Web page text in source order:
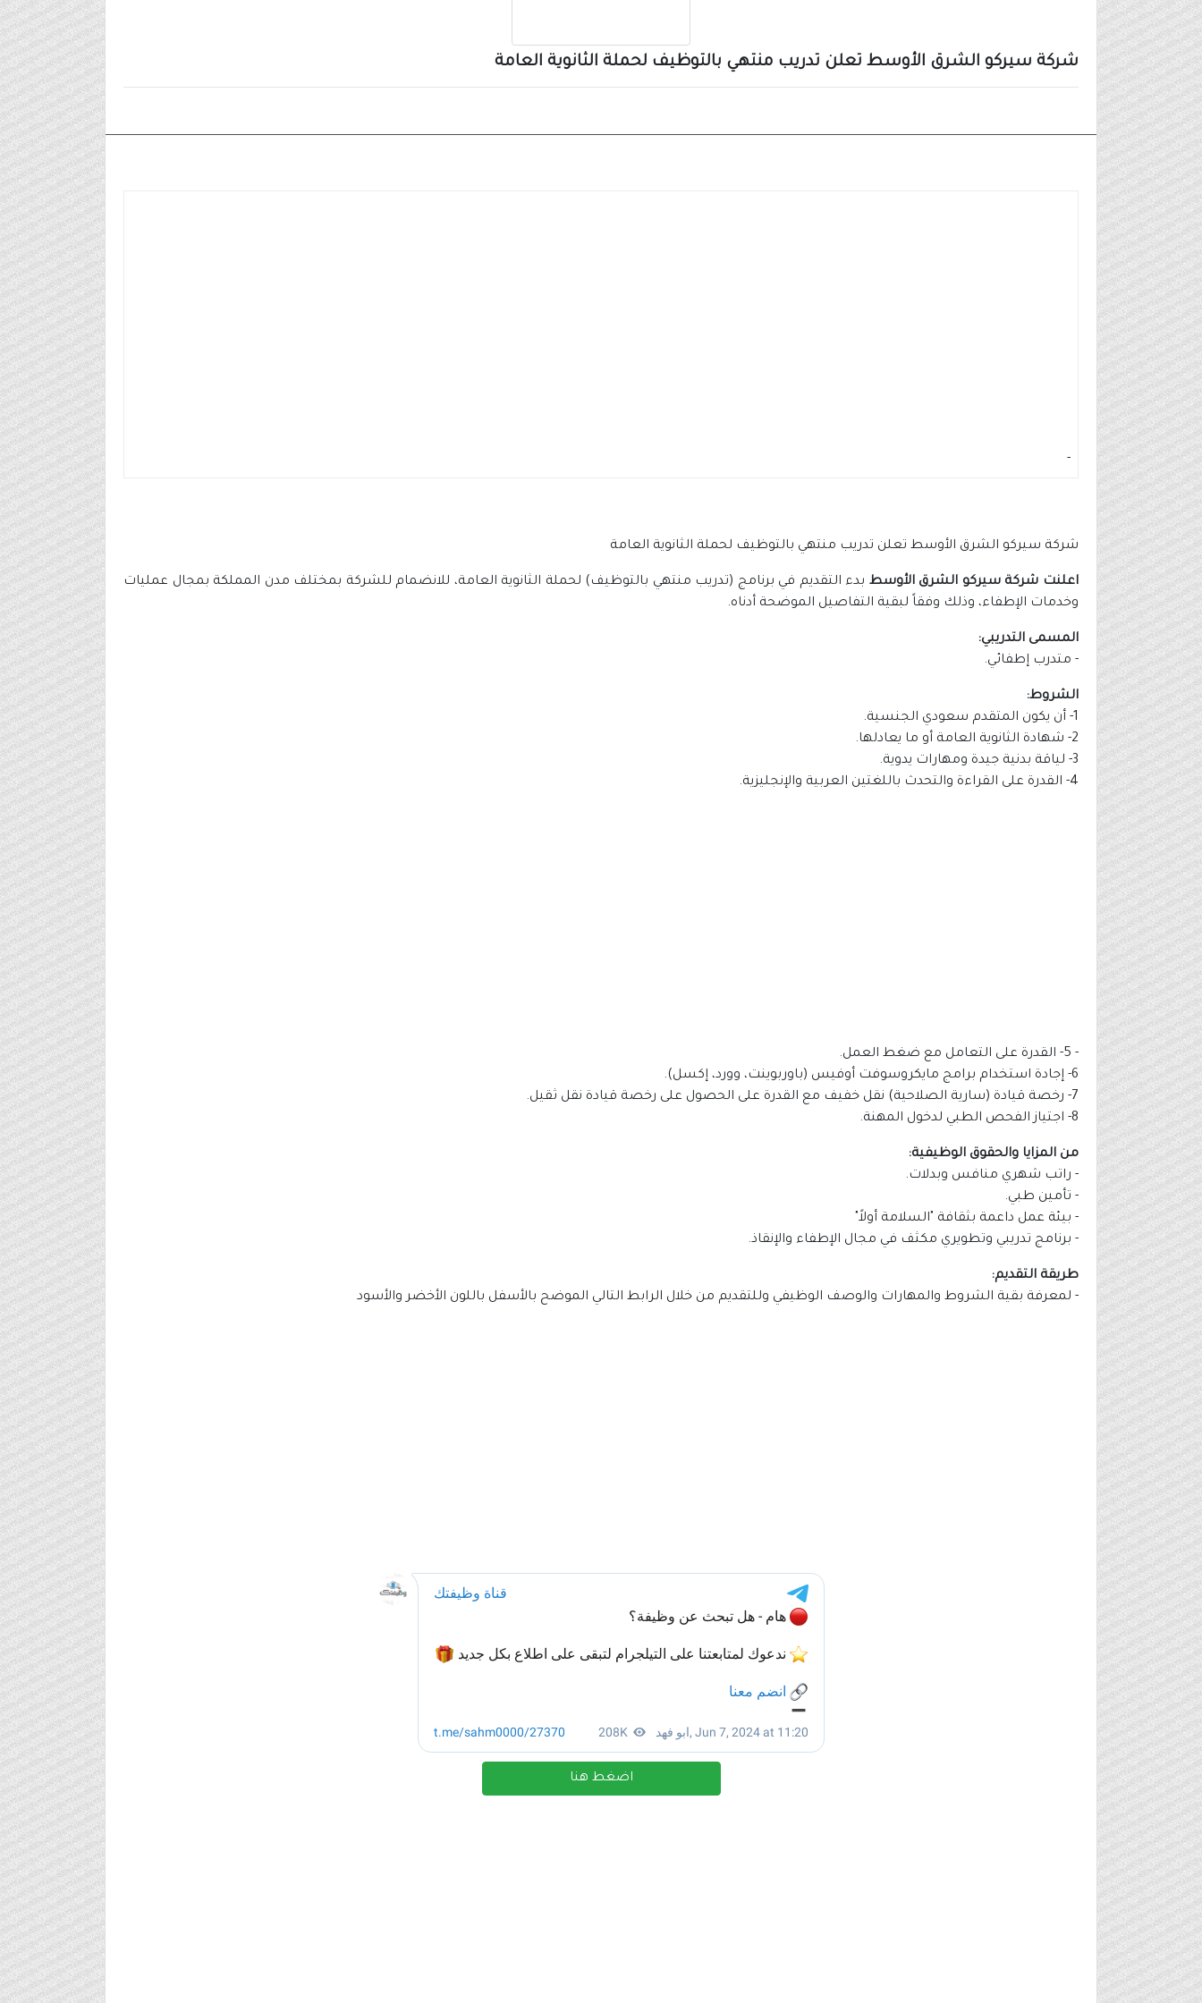
شركة سيركو الشرق الأوسط تعلن تدريب منتهي بالتوظيف لحملة الثانوية العامة
-
شركة سيركو الشرق الأوسط تعلن تدريب منتهي بالتوظيف لحملة الثانوية العامة
اعلنت شركة سيركو الشرق الأوسط بدء التقديم في برنامج (تدريب منتهي بالتوظيف) لحملة الثانوية العامة، للانضمام للشركة بمختلف مدن المملكة بمجال عمليات
وخدمات الإطفاء، وذلك وفقاً لبقية التفاصيل الموضحة أدناه.
المسمى التدريبي:
- متدرب إطفائي.
الشروط:
1- أن يكون المتقدم سعودي الجنسية.
2- شهادة الثانوية العامة أو ما يعادلها.
3- لياقة بدنية جيدة ومهارات يدوية.
4- القدرة على القراءة والتحدث باللغتين العربية والإنجليزية.
- 5- القدرة على التعامل مع ضغط العمل.
6- إجادة استخدام برامج مايكروسوفت أوفيس (باوربوينت، وورد، إكسل).
7- رخصة قيادة (سارية الصلاحية) نقل خفيف مع القدرة على الحصول على رخصة قيادة نقل ثقيل.
8- اجتياز الفحص الطبي لدخول المهنة.
من المزايا والحقوق الوظيفية:
- راتب شهري منافس وبدلات.
- تأمين طبي.
- بيئة عمل داعمة بثقافة "السلامة أولاً"
- برنامج تدريبي وتطويري مكثف في مجال الإطفاء والإنقاذ.
طريقة التقديم:
- لمعرفة بقية الشروط والمهارات والوصف الوظيفي وللتقديم من خلال الرابط التالي الموضح بالأسفل باللون الأخضر والأسود
اضغط هنا